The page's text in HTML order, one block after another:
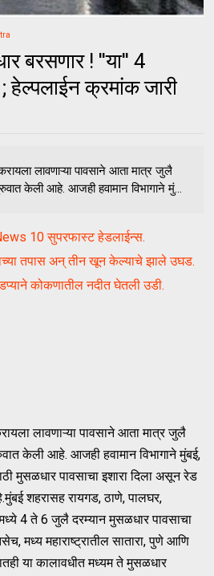
बरसणार ! ''या'' 4
हेल्पलाईन क्रमांक जारी
लावणाऱ्या पावसाने आता मात्र जुलै
केली आहे. आजही हवामान विभागाने मुं...
10 सुपरफास्ट हेडलाईन्स.
तपास अन् तीन खून केल्याचे झाले उघड.
कोकणातील नदीत घेतली उडी.
लावणाऱ्या पावसाने आता मात्र जुलै
केली आहे. आजही हवामान विभागाने मुंबई,
मुसळधार पावसाचा इशारा दिला असून रेड
शहरासह रायगड, ठाणे, पालघर,
4 ते 6 जुलै दरम्यान मुसळधार पावसाचा
मध्य महाराष्ट्रातील सातारा, पुणे आणि
या कालावधीत मध्यम ते मुसळधार